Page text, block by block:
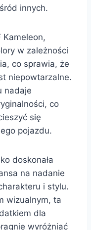
innych.
Kameleon,
w zależności
co sprawia, że
niepowtarzalne.
nadaje
co
się
pojazdu.
doskonała
na nadanie
i stylu.
wizualnym, ta
dla
wyróżniać